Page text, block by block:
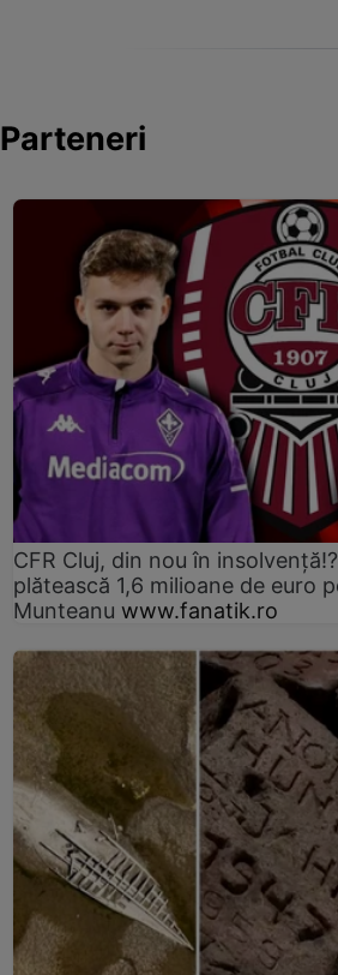
Parteneri
CFR Cluj, din nou în
plătească 1,6 milioane de euro
Munteanu www.fanatik.ro